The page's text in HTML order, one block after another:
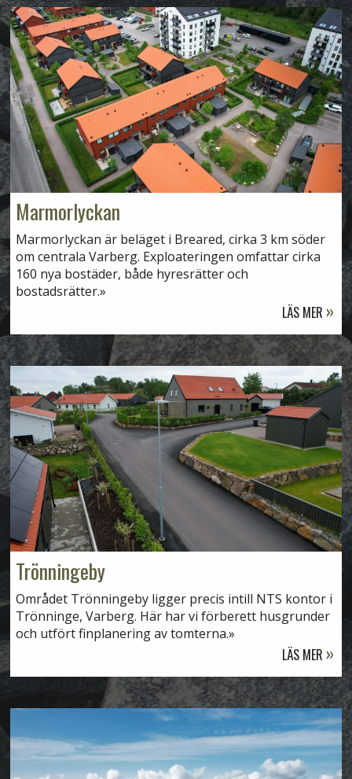
Marmorlyckan
Marmorlyckan är beläget i Breared, cirka 3 km söder
om centrala Varberg. Exploateringen omfattar cirka
160 nya bostäder, både hyresrätter och
bostadsrätter.
LÄS MER
Trönningeby
Området Trönningeby ligger precis intill NTS kontor i
Trönninge, Varberg. Här har vi förberett husgrunder
och utfört finplanering av tomterna.
LÄS MER